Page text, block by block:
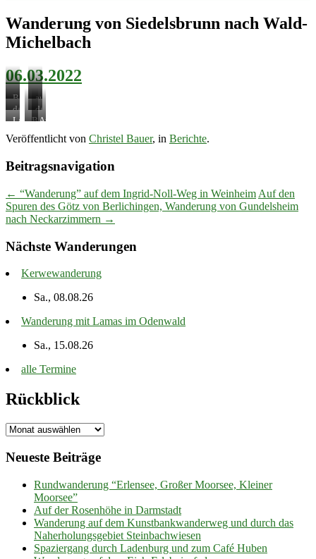
Wanderung von Siedelsbrunn nach Wald-
Michelbach
06.03.2022
Beginn
der
Wanderung
Siedelsbrunn
auf
bequemen
Waldwegen
das
das
Naturschutzgebiet
das
Wanderziel
Michelbach
Sicht
LapidariumBrunnenanlage
Am
ging
durch
die
in
Wald-
Michelbach
Veröffentlicht von Christel Bauer, in Berichte.
Beitragsnavigation
← “Wanderung” auf dem Ingrid-Noll-Weg in Weinheim Auf den
Spuren des Götz von Berlichingen, Wanderung von Gundelsheim
nach Neckarzimmern →
Nächste Wanderungen
Kerwewanderung
Sa., 08.08.26
Wanderung mit Lamas im Odenwald
Sa., 15.08.26
alle Termine
Rückblick
Rückblick
Neueste Beiträge
Rundwanderung “Erlensee, Großer Moorsee, Kleiner
Moorsee”
Auf der Rosenhöhe in Darmstadt
Wanderung auf dem Kunstbankwanderweg und durch das
Naherholungsgebiet Steinbachwiesen
Spaziergang durch Ladenburg und zum Café Huben